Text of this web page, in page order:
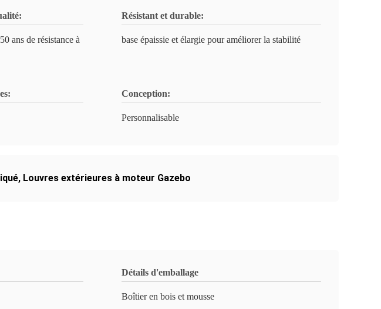
ans de résistance à
Résistant et durable:
base épaissie et élargie pour améliorer la stabilité
Conception:
Personnalisable
, Louvres extérieures à moteur Gazebo
Détails d'emballage
Boîtier en bois et mousse